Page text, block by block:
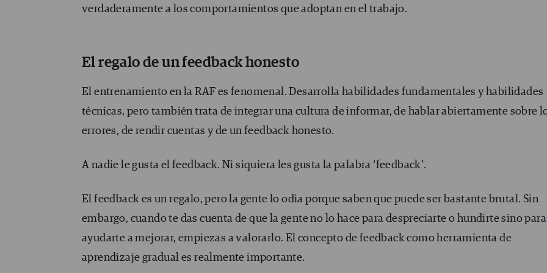
verdaderamente a los comportamientos que adoptan en el trabajo.
El regalo de un feedback honesto
El entrenamiento en la RAF es fenomenal. Desarrolla habilidades fundamentales y habilidades
técnicas, pero también trata de integrar una cultura de informar, de hablar abiertamente sobre
errores, de rendir cuentas y de un feedback honesto.
A nadie le gusta el feedback. Ni siquiera les gusta la palabra ‘feedback’.
El feedback es un regalo, pero la gente lo odia porque saben que puede ser bastante brutal. Sin
embargo, cuando te das cuenta de que la gente no lo hace para despreciarte o hundirte sino para
ayudarte a mejorar, empiezas a valorarlo. El concepto de feedback como herramienta de
aprendizaje gradual es realmente importante.